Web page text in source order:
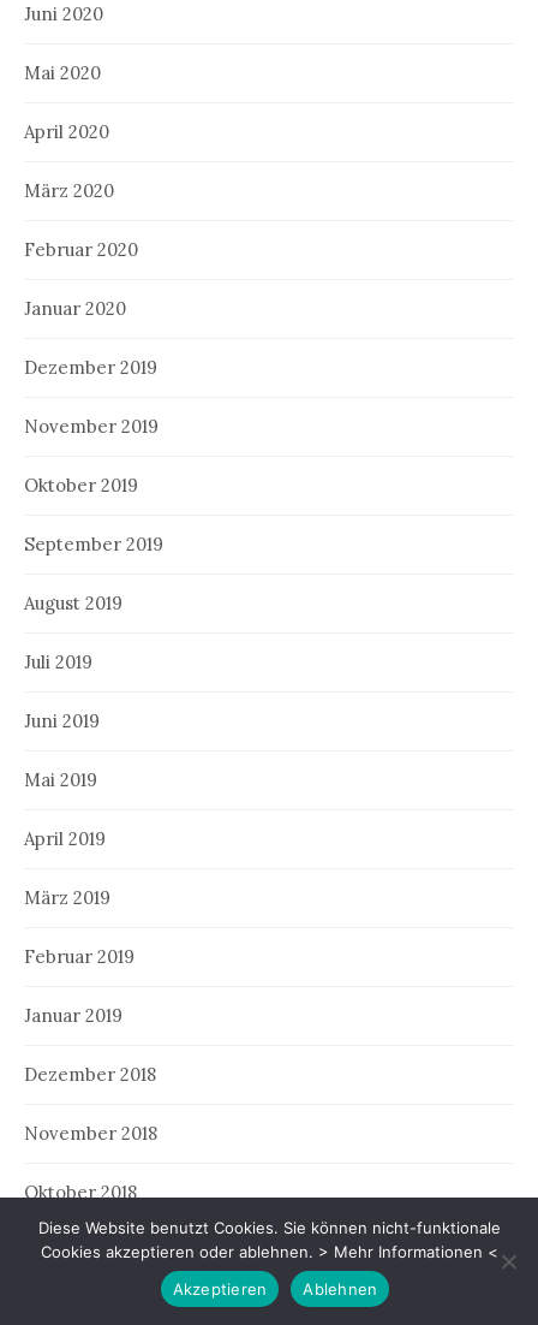
Juni 2020
Mai 2020
April 2020
März 2020
Februar 2020
Januar 2020
Dezember 2019
November 2019
Oktober 2019
September 2019
August 2019
Juli 2019
Juni 2019
Mai 2019
April 2019
März 2019
Februar 2019
Januar 2019
Dezember 2018
November 2018
Oktober 2018
September 2018
Diese Website benutzt Cookies. Sie können nicht-funktionale
Cookies akzeptieren oder ablehnen. > Mehr Informationen <
Akzeptieren
Ablehnen